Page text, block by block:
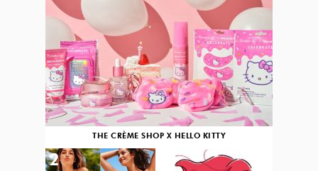
THE CRÈME SHOP X HELLO KITTY
2 3